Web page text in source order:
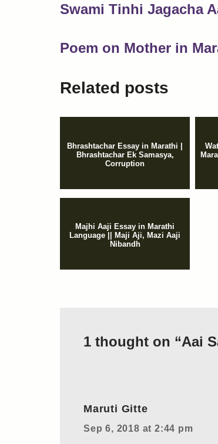
Swami Tinhi Jagacha
Poem on Mother in
Related posts
Bhrashtachar Essay in Marathi |
Bhrashtachar Ek Samasya,
Corruption
Majhi Aaji Essay in Marathi
Language || Maji Aji, Mazi Aaji
Nibandh
1 thought on “Aai
Maruti Gitte
Sep 6, 2018 at 2:44 pm